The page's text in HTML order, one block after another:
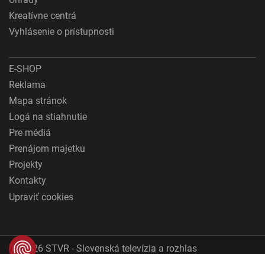
Kreatívne centrá
Vyhlásenie o prístupnosti
E-SHOP
Reklama
Mapa stránok
Logá na stiahnutie
Pre médiá
Prenájom majetku
Projekty
Kontakty
Upraviť cookies
© 2026 STVR - Slovenská televízia a rozhlas